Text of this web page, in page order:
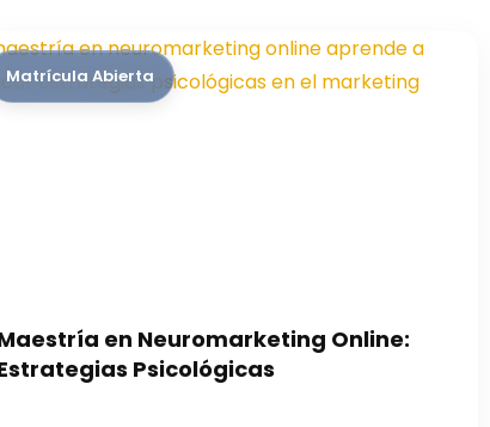
en Neuromarketing Online:
Psicológicas